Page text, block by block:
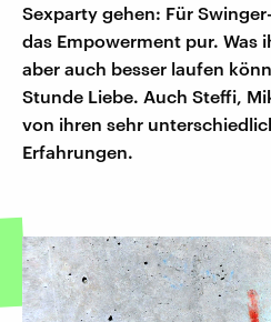
Sexparty gehen: Für
das Empowerment pur. Was
aber auch besser laufen
Stunde Liebe. Auch Steffi,
von ihren sehr
Erfahrungen.